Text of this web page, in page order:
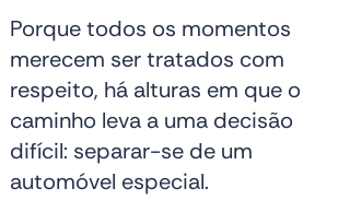
Porque todos os momentos
merecem ser tratados com
respeito, há alturas em que o
caminho leva a uma decisão
difícil: separar-se de um
automóvel especial.